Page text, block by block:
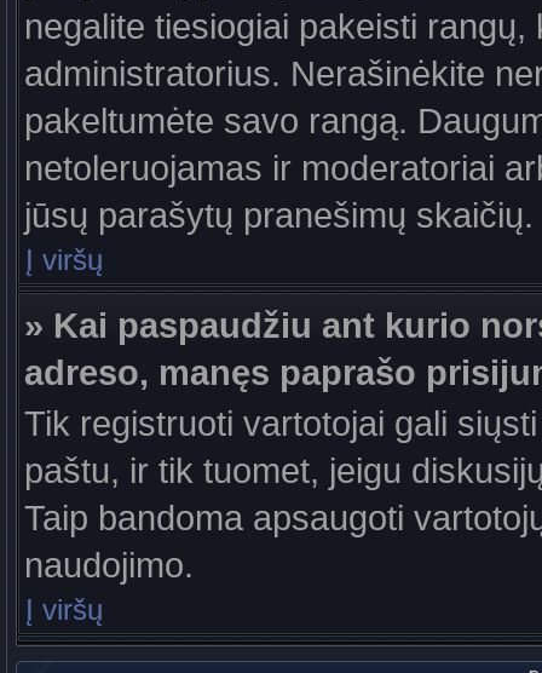
negalite tiesiogiai pakeisti
administratorius. Nerašinėkite
pakeltumėte savo rangą.
netoleruojamas ir moderatoriai
jūsų parašytų pranešimų skaičių.
Į viršų
» Kai paspaudžiu ant kurio
adreso, manęs paprašo
Tik registruoti vartotojai gali
paštu, ir tik tuomet, jeigu
Taip bandoma apsaugoti
naudojimo.
Į viršų